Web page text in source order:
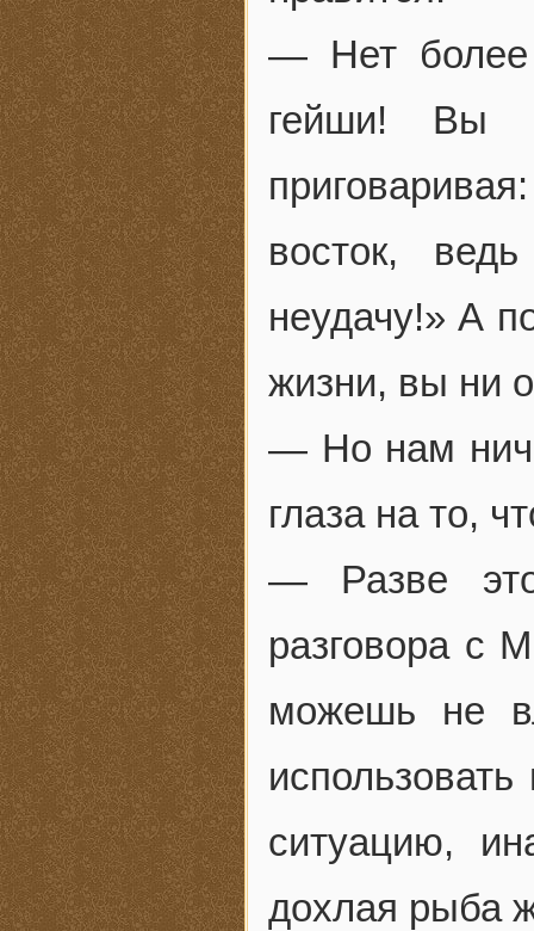
— Нет более
гейши! Вы
восток,
неудачу!» А
жизни, вы ни
— Но нам
глаза на то,
— Разве
разговора с
можешь не
ситуацию,
дохлая рыба